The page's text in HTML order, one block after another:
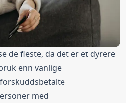
de fleste, da det er et dyrere
enn vanlige
med